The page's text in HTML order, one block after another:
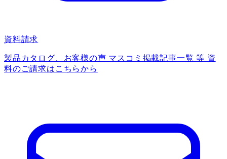
資料請求
製品カタログ、お客様の声 マスコミ掲載記事一覧 等 資
料のご請求はこちらから